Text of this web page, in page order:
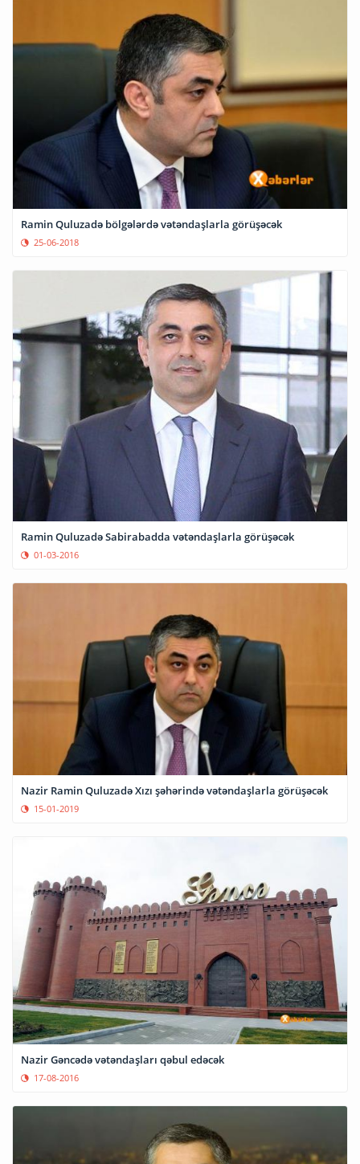
Ramin Quluzadə bölgələrdə vətəndaşlarla görüşəcək
25-06-2018
Ramin Quluzadə Sabirabadda vətəndaşlarla görüşəcək
01-03-2016
Nazir Ramin Quluzadə Xızı şəhərində vətəndaşlarla görüşəcək
15-01-2019
Nazir Gəncədə vətəndaşları qəbul edəcək
17-08-2016